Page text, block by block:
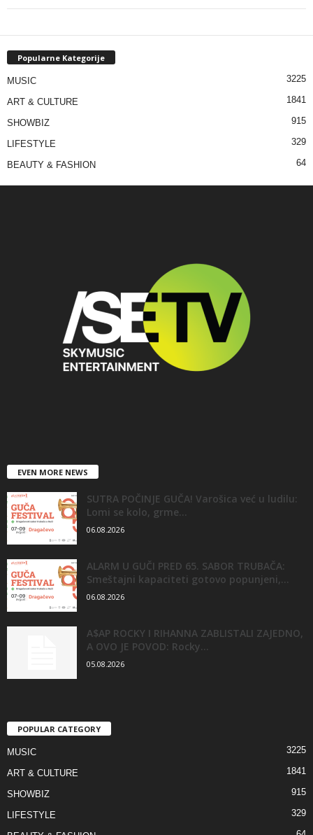
Popularne Kategorije
MUSIC 3225
ART & CULTURE 1841
SHOWBIZ 915
LIFESTYLE 329
BEAUTY & FASHION 64
EVEN MORE NEWS
SUTRA POČINJE GUČA! Varošica već u ludilu:
Lomi se kolo, grme...
06.08.2026
ALARM U GUČI PRED 65. SABOR TRUBAČA:
Smeštajni kapaciteti gotovo popunjeni,...
06.08.2026
A$AP ROCKY I RIHANNA ZABLISTALI ZAJEDNO,
A OVO JE POVOD: Rocky...
05.08.2026
POPULAR CATEGORY
MUSIC 3225
ART & CULTURE 1841
SHOWBIZ 915
LIFESTYLE 329